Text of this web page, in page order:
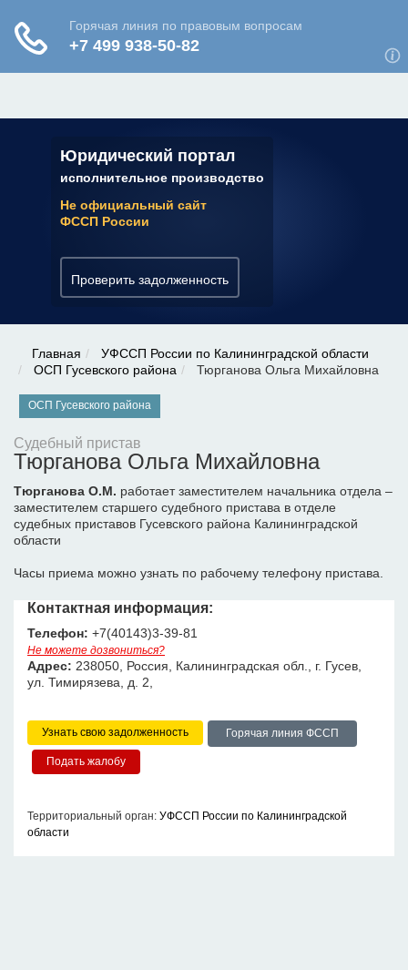
Юридический портал
исполнительное производство
Не официальный сайт
ФССП России
Проверить задолженность
✆ 7 (800) 350-22-64
Главная
УФССП России по Калининградской области
ОСП Гусевского района
Тюрганова Ольга Михайловна
ОСП Гусевского района
Судебный пристав
Тюрганова Ольга Михайловна
Тюрганова О.М. работает заместителем начальника отдела –
заместителем старшего судебного пристава в отделе
судебных приставов Гусевского района Калининградской
области
Часы приема можно узнать по рабочему телефону пристава.
Контактная информация:
Телефон: +7(40143)3-39-81
Не можете дозвониться?
Адрес: 238050, Россия, Калининградская обл., г. Гусев,
ул. Тимирязева, д. 2,
Узнать свою задолженность Горячая линия ФССП
Территориальный орган: УФССП России по Калининградской
области